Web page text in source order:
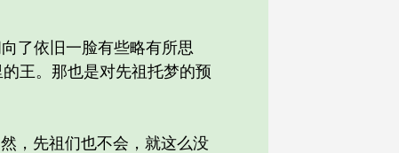
了依旧一脸有些略有所思
王。那也是对先祖托梦的预
，先祖们也不会，就这么没